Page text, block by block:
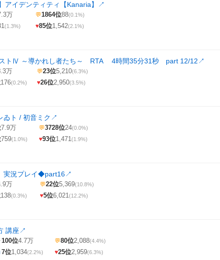
アイデンティティ【Kanaria】 ↗
万 💬1864位88(0.1%)
(1.3%) ♥85位1,542(2.1%)
ストⅣ ～導かれし者たち～ RTA 4時間35分31秒 part 12/12↗
万 💬23位5,210(6.3%)
176(0.2%) ♥26位2,950(3.5%)
ゐト / 初音ミク ↗
7.9万 💬3728位24(0.0%)
759(1.0%) ♥93位1,471(1.9%)
況プレイ◆part16↗
万 💬22位5,369(10.8%)
138(0.3%) ♥5位6,021(12.2%)
講座↗
100位4.7万 💬80位2,088(4.4%)
7位1,034(2.2%) ♥25位2,959(6.3%)